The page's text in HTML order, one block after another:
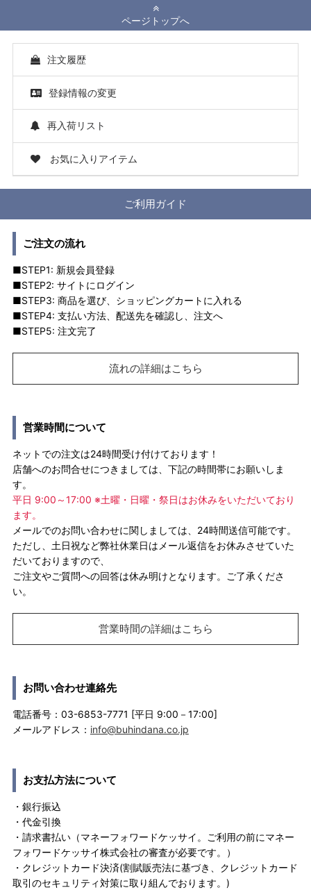
ページトップへ
注文履歴
登録情報の変更
再入荷リスト
お気に入りアイテム
ご利用ガイド
ご注文の流れ
■STEP1: 新規会員登録
■STEP2: サイトにログイン
■STEP3: 商品を選び、ショッピングカートに入れる
■STEP4: 支払い方法、配送先を確認し、注文へ
■STEP5: 注文完了
流れの詳細はこちら
営業時間について
ネットでの注文は24時間受け付けております！
店舗へのお問合せにつきましては、下記の時間帯にお願いしま
す。
平日 9:00～17:00 ※土曜・日曜・祭日はお休みをいただいており
ます。
メールでのお問い合わせに関しましては、24時間送信可能です。
ただし、土日祝など弊社休業日はメール返信をお休みさせていた
だいておりますので、
ご注文やご質問への回答は休み明けとなります。ご了承くださ
い。
営業時間の詳細はこちら
お問い合わせ連絡先
電話番号：03-6853-7771 [平日 9:00－17:00]
メールアドレス： info@buhindana.co.jp
お支払方法について
・銀行振込
・代金引換
・請求書払い（マネーフォワードケッサイ。ご利用の前にマネー
フォワードケッサイ株式会社の審査が必要です。）
・クレジットカード決済(割賦販売法に基づき、クレジットカード
取引のセキュリティ対策に取り組んでおります。)